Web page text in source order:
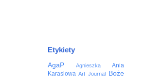
Etykiety
AgaP Agnieszka
Ania
Karasiowa Art Journal
Boże